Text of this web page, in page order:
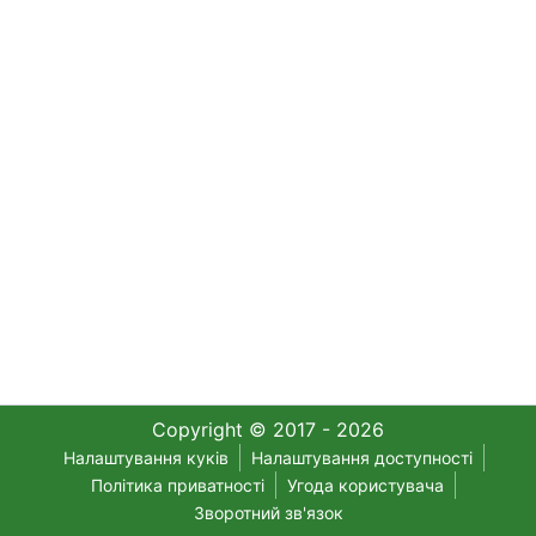
Copyright © 2017 - 2026
Налаштування куків
Налаштування доступності
Політика приватності
Угода користувача
Зворотний зв'язок